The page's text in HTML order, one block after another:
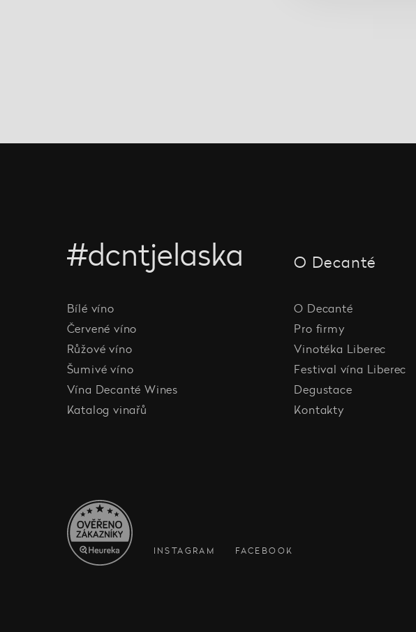
#dcntjelaska
Bílé víno
Červené víno
Růžové víno
Šumivé víno
Vína Decanté Wines
Katalog vinařů
O Decanté
O Decanté
Pro firmy
Vinotéka Liberec
Festival vína Liberec
Degustace
Kontakty
INSTAGRAM FACEBOOK